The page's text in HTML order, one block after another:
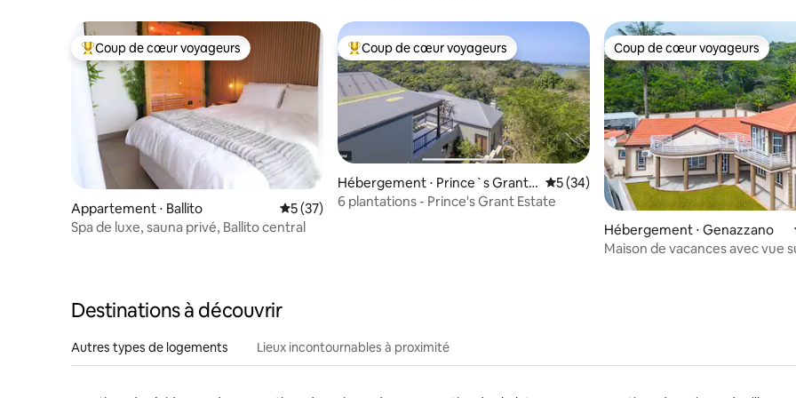
Coups de cœur voyageurs les plus appréciés
Coup de cœur voyageurs
Appartement ⋅ Ballito Évaluation moyenne sur la base de 37 commentaires : 5 sur 5
5 (37)
Spa de luxe, sauna privé, Ballito central
Coups de cœur voyageurs les plus appréciés
Coup de cœur voyageurs
Hébergement ⋅ Prince`s Grant
Golf Estate
Évaluation moyenne sur la base de 34
5 (34)
6 plantations - Prince's Grant Estate
Coup de cœur voyageurs
Coup de cœur voyageurs
Hébergement ⋅ Genazzano
Maison de vacances avec vue
Destinations à découvrir
Autres types de logements Lieux incontournables à proximité